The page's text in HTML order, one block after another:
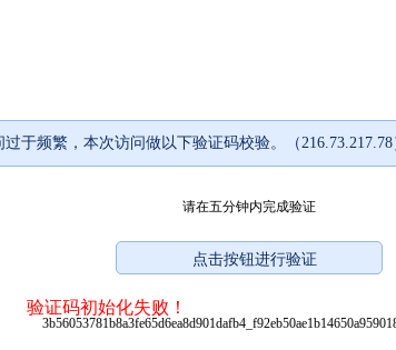
过于频繁，本次访问做以下验证码校验。（216.73.217.78
请在五分钟内完成验证
验证码初始化失败！